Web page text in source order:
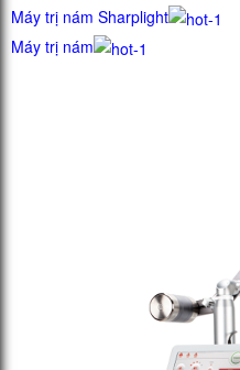
Máy trị nám Sharplight
Máy trị nám